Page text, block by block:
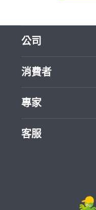
公司
關於我們
部落格
加入我們
消費者
買服務
熱門服務
專家
找案件
客服